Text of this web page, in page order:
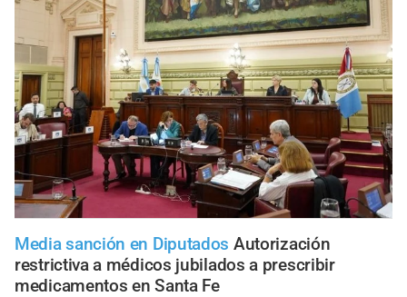
Media sanción en Diputados Autorización
restrictiva a médicos jubilados a prescribir
medicamentos en Santa Fe